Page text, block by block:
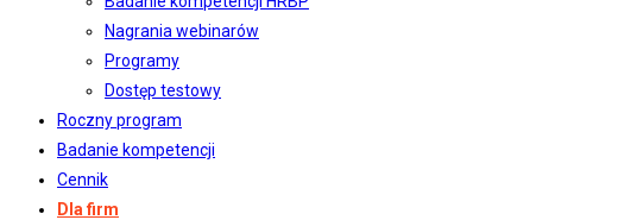
Nagrania webinarów
Programy
Dostęp testowy
Roczny program
Badanie kompetencji
Cennik
Dla firm